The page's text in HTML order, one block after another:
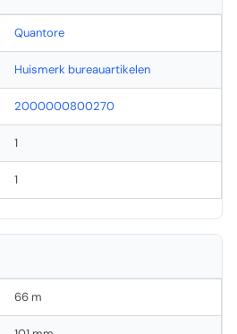
Quantore
Huismerk bureauartikelen
2000000800270
1
1
66 m